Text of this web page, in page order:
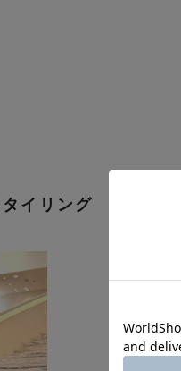
イリング